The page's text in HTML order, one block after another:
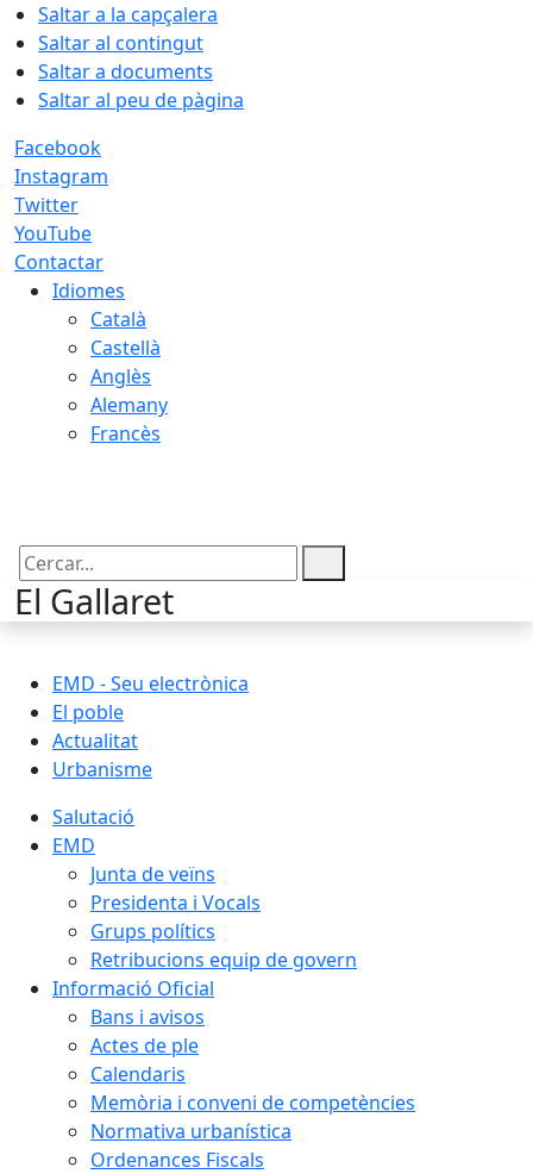
Saltar a la capçalera
Saltar al contingut
Saltar a documents
Saltar al peu de pàgina
Facebook
Instagram
Twitter
YouTube
Contactar
Idiomes
Català
Castellà
Anglès
Alemany
Francès
Cercar:
El Gallaret
EMD - Seu electrònica
El poble
Actualitat
Urbanisme
Salutació
EMD
Junta de veïns
Presidenta i Vocals
Grups polítics
Retribucions equip de govern
Informació Oficial
Bans i avisos
Actes de ple
Calendaris
Memòria i conveni de competències
Normativa urbanística
Ordenances Fiscals